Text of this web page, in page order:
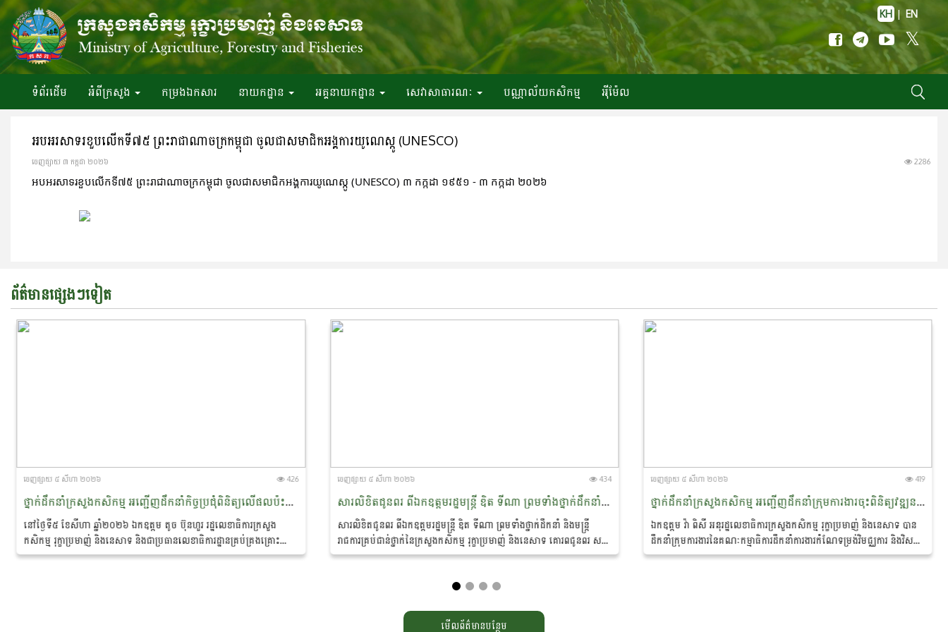
KH | EN
ទំព័រ​ដើម អំពី​ក្រសួង កម្រងឯកសារ នាយកដ្ឋាន អគ្គនាយកដ្ឋាន សេវាសាធារណៈ បណ្ណាល័យកសិកម្ម អ៉ីម៉ែល
អបអរសាទរខួបលើកទី៧៥ ព្រះរាជាណាចក្រកម្ពុជា ចូលជាសមាជិកអង្គការយូណេស្កូ (UNESCO)
ចេញ​ផ្សាយ​ ៣ កក្កដា ២០២៦ 2286
អបអរសាទរខួបលើកទី៧៥ ព្រះរាជាណាចក្រកម្ពុជា ចូលជាសមាជិកអង្គការយូណេស្កូ (UNESCO) ៣ កក្កដា ១៩៥១ - ៣ កក្កដា ២០២៦
ព័ត៌មានផ្សេងៗទៀត
ចេញ​ផ្សាយ​ ៥ សីហា ២០២៦ 426
ថ្នាក់ដឹកនាំក្រសួងកសិកម្ម អញ្ជើញដឹកនាំកិច្ចប្រជុំពិនិត្យលើផលប៉ះពាល់ដំណាំស្រូវដោយគ្រោះរាំងស្ងួត និងត្រៀមបម្រុងឆ្លើយតបបញ្ចេញគ្រាប់ពូជ
នៅថ្ងៃទី៥ ខែសីហា ឆ្នាំ២០២៦ ឯកឧត្តម តូច ប៊ុនហួរ រដ្ឋលេខាធិការក្រសួង
កសិកម្ម រុក្ខាប្រមាញ់ និងនេសាទ និងជាប្រធានលេខាធិការដ្ឋានគ្រប់គ្រងគ្រោះ
មហន្តរាយប្រចាំក្រសួងកសិកម្ម...
ចេញ​ផ្សាយ​ ៥ សីហា ២០២៦ 434
សារលិខិតជូនពរ ពីឯកឧត្តមរដ្ឋមន្ត្រី ឌិត ទីណា ព្រមទាំងថ្នាក់ដឹកនាំ និងមន្ត្រីរាជការគ្រប់ជាន់ថ្នាក់នៃក្រសួងកសិកម្ម រុក្ខាប្រមាញ់ និងនេសាទ គោរពជូនពរ សម្តេចអគ្គមហាសេនាបតីតេជោ ហ៊ុន សែន ប្រធានព្រឹទ្ធសភា និងជាប្រធានក្រុមឧត្តមប្រឹក្សាផ្ទាល់ព្រះមហាក្សត្រនៃព្រះរាជាណាចក្រកម្ពុជា
សារលិខិតជូនពរ ពីឯកឧត្តមរដ្ឋមន្ត្រី ឌិត ទីណា ព្រមទាំងថ្នាក់ដឹកនាំ និងមន្ត្រី
រាជការគ្រប់ជាន់ថ្នាក់នៃក្រសួងកសិកម្ម រុក្ខាប្រមាញ់ និងនេសាទ គោរពជូនពរ ស
ម្តេចអគ្គមហាសេនាបតីតេជោ...
ចេញ​ផ្សាយ​ ៥ សីហា ២០២៦ 419
ថ្នាក់ដឹកនាំក្រសួងកសិកម្ម អញ្ជើញដឹកនាំក្រុមការងារចុះពិនិត្យវឌ្ឍនភាពការអនុវត្តមុខងារក្នុងវិស័យកសិកម្ម ដែលបានផ្ទេរទៅឱ្យរដ្ឋបាលថ្នាក់ក្រោមជាតិ នៅរាជធានីភ្នំពេញ
ឯកឧត្តម វ៉ា ពិសី អនុរដ្ឋលេខាធិការក្រសួងកសិកម្ម រុក្ខាប្រមាញ់ និងនេសាទ បាន
ដឹកនាំក្រុមការងារនៃគណៈកម្មាធិការដឹកនាំការងារកំណែទម្រង់វិមជ្ឈការ និងវិសហ
មជ្ឈការនៃក្រសួងកសិកម្ម...
មើលព័ត៌មានបន្ថែម